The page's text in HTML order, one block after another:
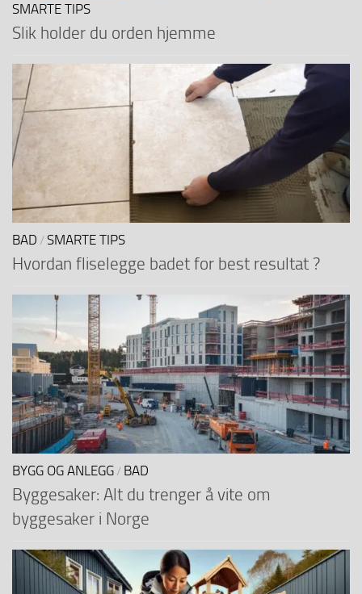
SMARTE TIPS
Slik holder du orden hjemme
BAD / SMARTE TIPS
Hvordan fliselegge badet for best resultat ?
BYGG OG ANLEGG / BAD
Byggesaker: Alt du trenger å vite om
byggesaker i Norge